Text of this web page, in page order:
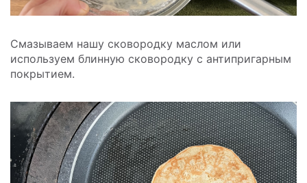
Смазываем нашу сковородку маслом или
используем блинную сковородку с антипригарным
покрытием.